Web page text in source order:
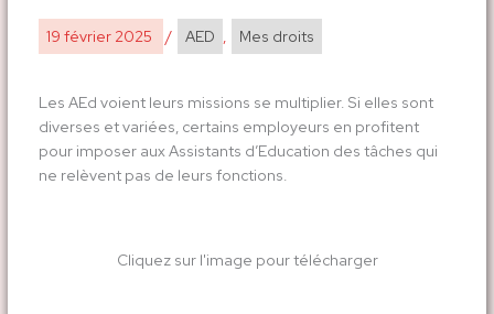
19 février 2025 / AED , Mes droits
Les AEd voient leurs missions se multiplier. Si elles sont
diverses et variées, certains employeurs en profitent
pour imposer aux Assistants d’Education des tâches qui
ne relèvent pas de leurs fonctions.
Cliquez sur l'image pour télécharger